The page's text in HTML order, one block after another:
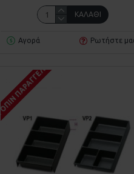
ΚΑΛΆΘΙ
Αγορά Ρωτήστε
ΚΑΤΌΠΙΝ ΠΑΡΑΓΓΕΛΊΑΣ